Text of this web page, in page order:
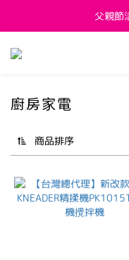
新
父親
新
廚房家電
商品排序